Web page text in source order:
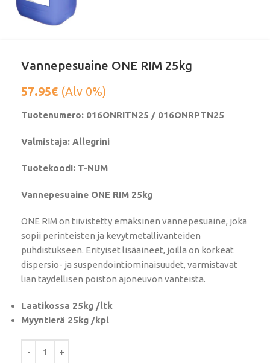
Vannepesuaine ONE RIM 25kg
57.95€ (Alv 0%)
Tuotenumero: 016ONRITN25 / 016ONRPTN25
Valmistaja: Allegrini
Tuotekoodi: T-NUM
Vannepesuaine ONE RIM 25kg
ONE RIM on tiivistetty emäksinen vannepesuaine, joka
sopii perinteisten ja kevytmetallivanteiden
puhdistukseen. Erityiset lisäaineet, joilla on korkeat
dispersio- ja suspendointiominaisuudet, varmistavat
lian täydellisen poiston ajoneuvon vanteista.
Laatikossa 25kg /ltk
Myyntierä 25kg /kpl